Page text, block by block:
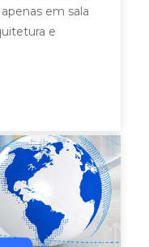
em sala
e